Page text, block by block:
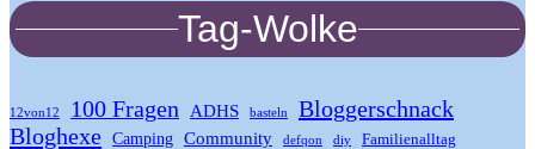
Tag-Wolke
12von12 100 Fragen ADHS basteln
Bloggerschnack
Bloghexe Camping Community defqon diy Familienalltag